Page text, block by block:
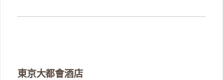
東京大都會酒店